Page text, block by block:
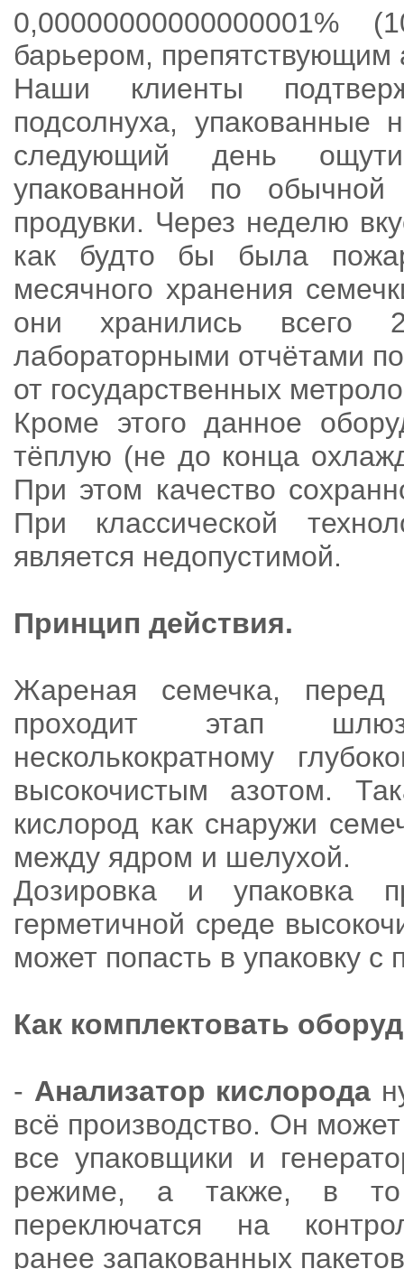
0,00000000000000001%
барьером, препятствующим
Наши клиенты
подсолнуха,
следующий день
упакованной по обычной
продувки. Через неделю
как будто бы была
месячного хранения
они хранились всего
лабораторными отчётами
от государственных
Кроме этого данное
тёплую (не до конца
При этом качество
При классической
является недопустимой.
Принцип действия.
Жареная семечка, перед
проходит этап
несколькократному
высокочистым азотом.
кислород как снаружи
между ядром и шелухой.
Дозировка и упаковка
герметичной среде
может попасть в упаковку с
Как комплектовать
- Анализатор кислорода
всё производство. Он
все упаковщики и
режиме, а также, в
переключатся на
ранее запакованных